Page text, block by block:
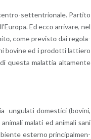
set­ten­trio­na­le. Par­ti­to
Ed ecco ar­ri­va­re, nel
come pre­vi­sto dai re­go­la­
bo­vi­ne ed i pro­dot­ti lat­tie­ro
que­sta ma­lat­tia al­ta­men­te
un­gu­la­ti do­me­sti­ci (bo­vi­ni,
ma­la­ti ed ani­ma­li sani
ester­no prin­ci­pal­men­